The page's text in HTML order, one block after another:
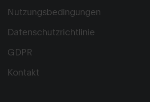
Nutzungsbedingungen
Datenschutzrichtlinie
GDPR
Kontakt